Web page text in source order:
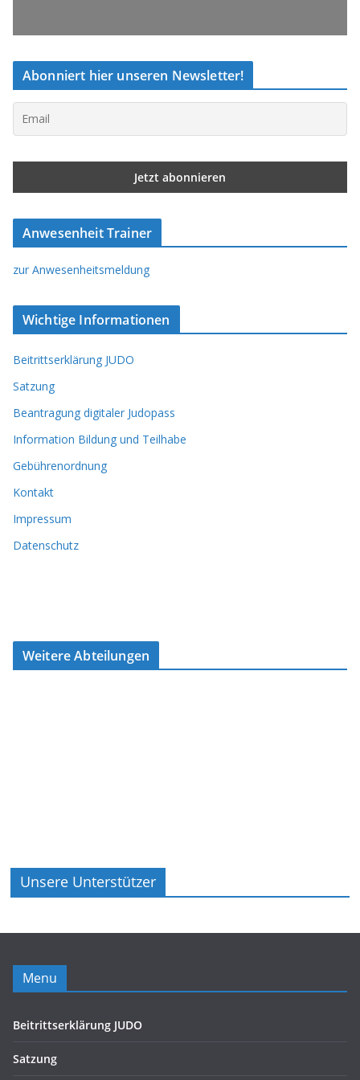
Abonniert hier unseren Newsletter!
Anwesenheit Trainer
zur Anwesenheitsmeldung
Wichtige Informationen
Beitrittserklärung JUDO
Satzung
Beantragung digitaler Judopass
Information Bildung und Teilhabe
Gebührenordnung
Kontakt
Impressum
Datenschutz
Weitere Abteilungen
Unsere Unterstützer
Menu
Beitrittserklärung JUDO
Satzung